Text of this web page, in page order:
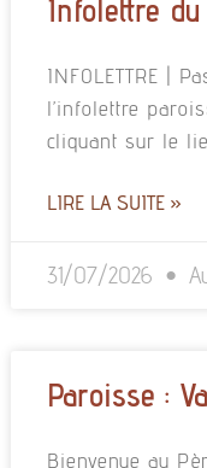
Infolettre du
INFOLETTRE |
l’infolettre
cliquant sur le
LIRE LA SUITE »
31/07/2026
Paroisse :
Bienvenue au